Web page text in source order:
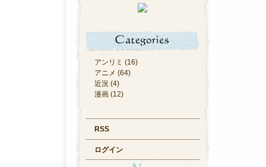
アンリミ (16)
アニメ (64)
近況 (4)
漫画 (12)
RSS
ログイン